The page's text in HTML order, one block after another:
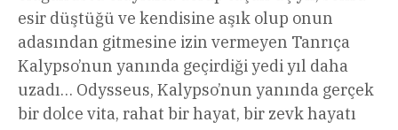
esir düştüğü ve kendisine aşık olup onun
adasından gitmesine izin vermeyen Tanrıça
Kalypso’nun yanında geçirdiği yedi yıl daha
uzadı… Odysseus, Kalypso’nun yanında gerçek
bir dolce vita, rahat bir hayat, bir zevk hayatı